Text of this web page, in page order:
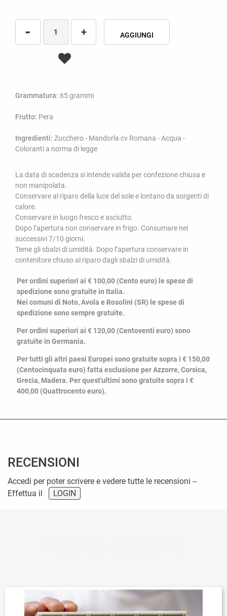
Quantità
AGGIUNGI
Grammatura: 65 grammi
Frutto: Pera
Ingredienti: Zucchero - Mandorla cv Romana - Acqua -
Coloranti a norma di legge
La data di scadenza si intende valida per confezione chiusa e
non manipolata.
Conservare al riparo della luce del sole e lontano da sorgenti di
calore.
Conservare in luogo fresco e asciutto.
Dopo l’apertura non conservare in frigo. Consumare nei
successivi 7/10 giorni.
Teme gli sbalzi di umidità. Dopo l’apertura conservare in
contenitore chiuso al riparo dagli sbalzi di umidità.
Per ordini superiori ai € 100,00 (Cento euro) le spese di
spedizione sono gratuite in Italia.
Nei comuni di Noto, Avola e Rosolini (SR) le spese di
spedizione sono sempre gratuite.
Per ordini superiori ai € 120,00 (Centoventi euro) sono
gratuite in Germania.
Per tutti gli altri paesi Europei sono gratuite sopra i € 150,00
(Centocinquata euro) fatta esclusione per Azzorre, Corsica,
Grecia, Madera. Per quest'ultimi sono gratuite sopra i €
400,00 (Quattrocento euro).
RECENSIONI
Accedi per poter scrivere e vedere tutte le recensioni --
Effettua il
LOGIN